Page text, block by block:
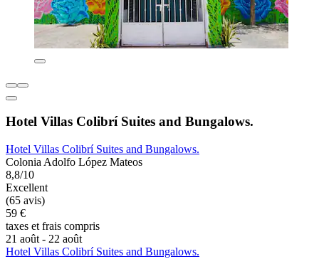
Hotel Villas Colibrí Suites and Bungalows.
Hotel Villas Colibrí Suites and Bungalows.
Colonia Adolfo López Mateos
8,8/10
Excellent
(65 avis)
59 €
taxes et frais compris
21 août - 22 août
Hotel Villas Colibrí Suites and Bungalows.